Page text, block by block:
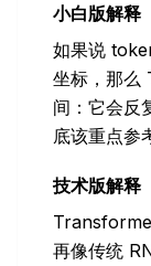
小白版解释
如果说
坐标，那么
间：它会反
底该重点参
技术版解释
再像传统